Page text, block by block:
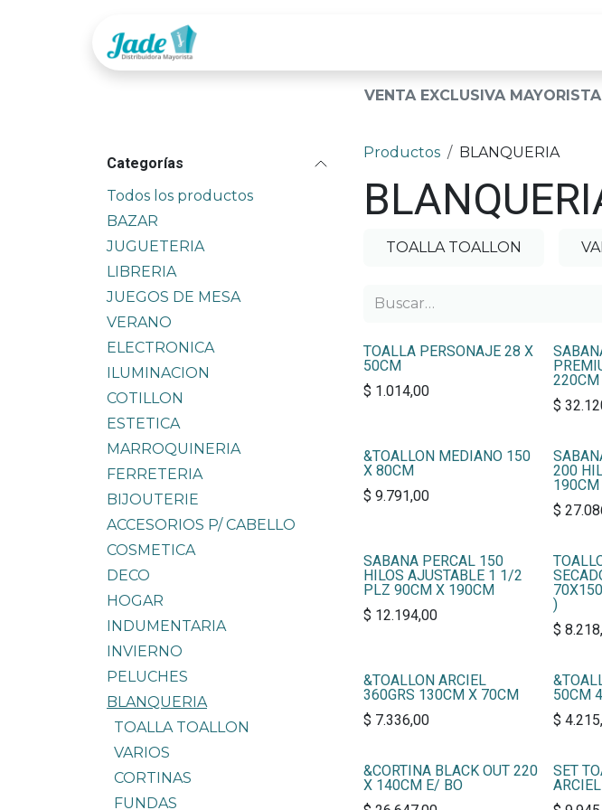
VENTA EXCLUSIVA
Categorías
Todos los productos
BAZAR
JUGUETERIA
LIBRERIA
JUEGOS DE MESA
VERANO
ELECTRONICA
ILUMINACION
COTILLON
ESTETICA
MARROQUINERIA
FERRETERIA
BIJOUTERIE
ACCESORIOS P/ CABELLO
COSMETICA
DECO
HOGAR
INDUMENTARIA
INVIERNO
PELUCHES
BLANQUERIA
TOALLA TOALLON
VARIOS
CORTINAS
FUNDAS
Productos BLANQUERIA
TOALLA TOALLON
TOALLA PERSONAJE 28 X
50CM
$ 1.014,00
$
&TOALLON MEDIANO 150
X 80CM
$ 9.791,00
200
$
SABANA PERCAL 150
HILOS AJUSTABLE 1 1/2
PLZ 90CM X 190CM
$ 12.194,00
)
$
&TOALLON ARCIEL
360GRS 130CM X 70CM
$ 7.336,00
50CM
$
&CORTINA BLACK OUT 220
X 140CM E/ BO
SET